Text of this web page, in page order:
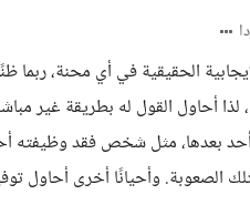
الحقيقية في أي محنة، ربما
أحاول القول له بطريقة غير
أحد بعدها، مثل شخص فقد وظيفته
الصعوبة. وأحيانًا أخرى أحاول